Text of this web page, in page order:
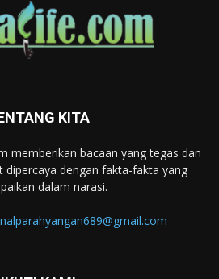
KITA
memberikan bacaan yang tegas dan
dipercaya dengan fakta-fakta yang
dalam narasi.